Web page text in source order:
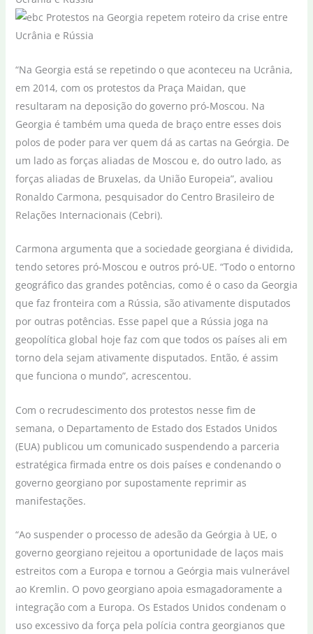
“Na Georgia está se repetindo o que aconteceu na Ucrânia,
em 2014, com os protestos da Praça Maidan, que
resultaram na deposição do governo pró-Moscou. Na
Georgia é também uma queda de braço entre esses dois
polos de poder para ver quem dá as cartas na Geórgia. De
um lado as forças aliadas de Moscou e, do outro lado, as
forças aliadas de Bruxelas, da União Europeia”, avaliou
Ronaldo Carmona, pesquisador do Centro Brasileiro de
Relações Internacionais (Cebri).
Carmona argumenta que a sociedade georgiana é dividida,
tendo setores pró-Moscou e outros pró-UE. “Todo o entorno
geográfico das grandes potências, como é o caso da Georgia
que faz fronteira com a Rússia, são ativamente disputados
por outras potências. Esse papel que a Rússia joga na
geopolítica global hoje faz com que todos os países ali em
torno dela sejam ativamente disputados. Então, é assim
que funciona o mundo”, acrescentou.
Com o recrudescimento dos protestos nesse fim de
semana, o Departamento de Estado dos Estados Unidos
(EUA) publicou um comunicado suspendendo a parceria
estratégica firmada entre os dois países e condenando o
governo georgiano por supostamente reprimir as
manifestações.
“Ao suspender o processo de adesão da Geórgia à UE, o
governo georgiano rejeitou a oportunidade de laços mais
estreitos com a Europa e tornou a Geórgia mais vulnerável
ao Kremlin. O povo georgiano apoia esmagadoramente a
integração com a Europa. Os Estados Unidos condenam o
uso excessivo da força pela polícia contra georgianos que